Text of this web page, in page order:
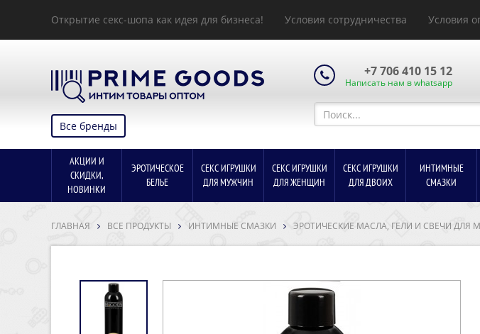
Открытие секс-шопа как идея для бизнеса! Условия сотрудничества Условия
Все бренды
+7 706 410 15 12
Написать нам в whatsapp
АКЦИИ И
СКИДКИ,
НОВИНКИ
ЭРОТИЧЕСКОЕ
БЕЛЬЕ
СЕКС ИГРУШКИ
ДЛЯ МУЖЧИН
СЕКС ИГРУШКИ
ДЛЯ ЖЕНЩИН
СЕКС ИГРУШКИ
ДЛЯ ДВОИХ
ИНТИМНЫЕ
СМАЗКИ
ГЛАВНАЯ ВСЕ ПРОДУКТЫ ИНТИМНЫЕ СМАЗКИ ЭРОТИЧЕСКИЕ МАСЛА, ГЕЛИ И СВЕЧИ ДЛЯ